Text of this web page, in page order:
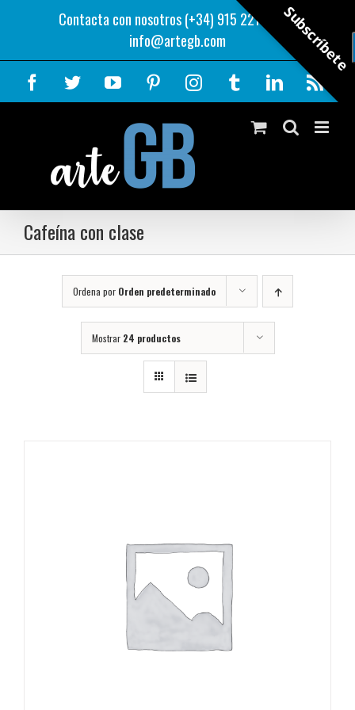
contenido
Contacta con nosotros (+34) 915 221 343 |
info@artegb.com
Facebook
TwitterYouTubePinterestInstagramTumblrLinkedIn
Cafeína con clase
Ordena por Orden predeterminado
Mostrar 24 productos
Subscríbete